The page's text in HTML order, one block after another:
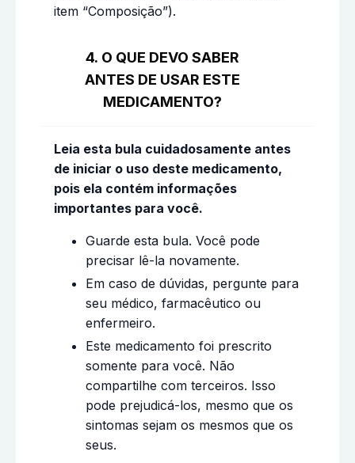
item “Composição”).
4. O QUE DEVO SABER
ANTES DE USAR ESTE
MEDICAMENTO?
Leia esta bula cuidadosamente antes
de iniciar o uso deste medicamento,
pois ela contém informações
importantes para você.
Guarde esta bula. Você pode
precisar lê-la novamente.
Em caso de dúvidas, pergunte para
seu médico, farmacêutico ou
enfermeiro.
Este medicamento foi prescrito
somente para você. Não
compartilhe com terceiros. Isso
pode prejudicá-los, mesmo que os
sintomas sejam os mesmos que os
seus.